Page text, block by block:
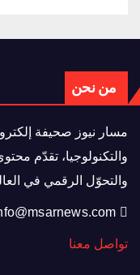
من نحن
مسار نيوز صحيفة
والتكنولوجيا، تقدّم
والتحوّل الرقمي في
info@msarnews.com
تواصل معنا